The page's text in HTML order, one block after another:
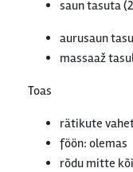
saun tasuta
aurusaun
massaaž
Toas
rätikute
föön: olemas
rõdu mitte